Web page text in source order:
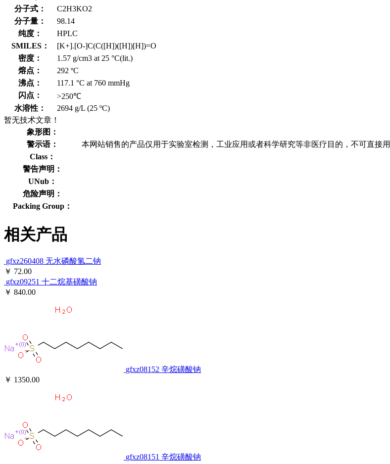
分子式：
C2H3KO2
分子量：
98.14
纯度：
HPLC
SMILES：
[K+].[O-]C(C([H])([H])[H])=O
密度：
1.57 g/cm3 at 25 °C(lit.)
熔点：
292 ºC
沸点：
117.1 °C at 760 mmHg
闪点：
>250℃
水溶性：
2694 g/L (25 ºC)
暂无技术文章！
象形图：
警示语：
本网站销售的产品仅用于实验室检测，工业应用或者科学研究等非医疗目的，不可直接
Class：
警告声明：
UNub：
危险声明：
Packing Group：
相关产品
gfxz260408无水磷酸氢二钠
￥ 72.00
gfxz09251十二烷基磺酸钠
￥ 840.00
gfxz08152 辛烷磺酸钠
￥ 1350.00
gfxz08151 辛烷磺酸钠